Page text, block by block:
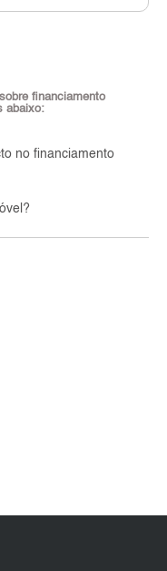
financiamento
abaixo:
no financiamento